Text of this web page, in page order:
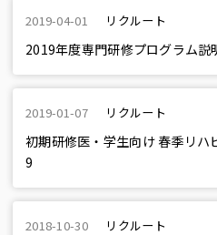
2019-04-01 リクルート
2019年度専門研修プログラム説
2019-01-07 リクルート
初期研修医・学生向け 春季リハ
9
2018-10-30 リクルート